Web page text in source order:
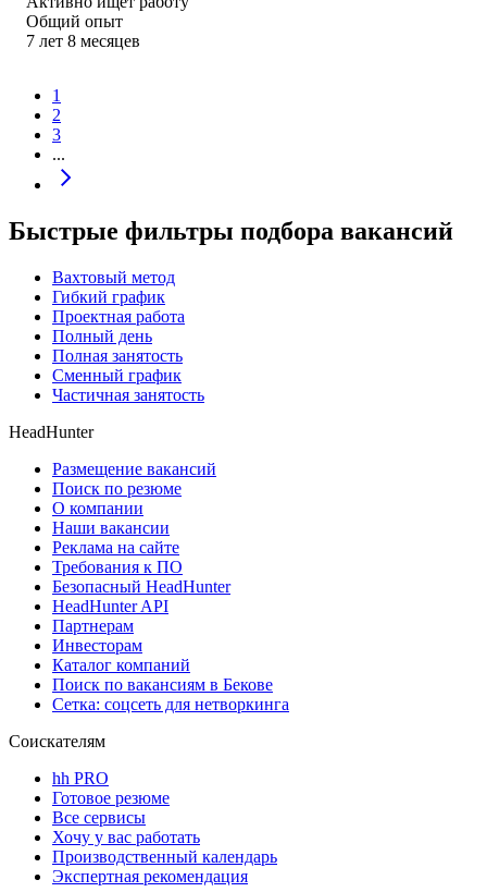
Общий опыт
7 лет 8 месяцев
1
2
3
...
Быстрые фильтры подбора вакансий
Вахтовый метод
Гибкий график
Проектная работа
Полный день
Полная занятость
Сменный график
Частичная занятость
HeadHunter
Размещение вакансий
Поиск по резюме
О компании
Наши вакансии
Реклама на сайте
Требования к ПО
Безопасный HeadHunter
HeadHunter API
Партнерам
Инвесторам
Каталог компаний
Поиск по вакансиям в Бекове
Сетка: соцсеть для нетворкинга
Соискателям
hh PRO
Готовое резюме
Все сервисы
Хочу у вас работать
Производственный календарь
Экспертная рекомендация